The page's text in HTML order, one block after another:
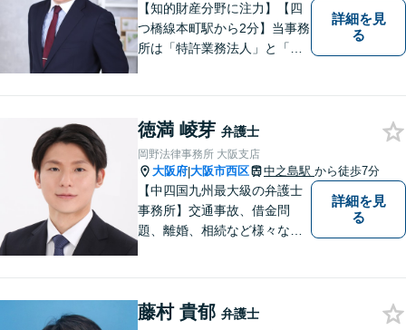
【知的財産分野に注力】【四
つ橋線本町駅から2分】当事務
所は「特許業務法人」と「弁
ュニケーション」を大切に
し、喜んで頂けるサービスを
提供いたします【法テラス利
用可】
詳細を見
る
徳満 崚芽 弁護士
岡野法律事務所 大阪支店
大阪府|大阪市西区 中之島駅 から徒歩7分
【中四国九州最大級の弁護士
事務所】交通事故、借金問
題、離婚、相続など様々な問
い！
詳細を見
る
藤村 貴郁 弁護士